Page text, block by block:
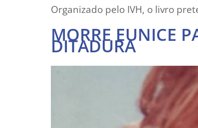
Organizado pelo IVH, o livro
MORRE EUNICE
DITADURA